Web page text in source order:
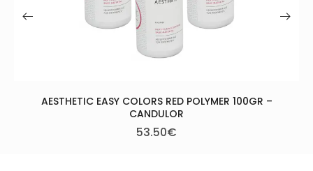
EASY COLORS RED POLYMER 100GR –